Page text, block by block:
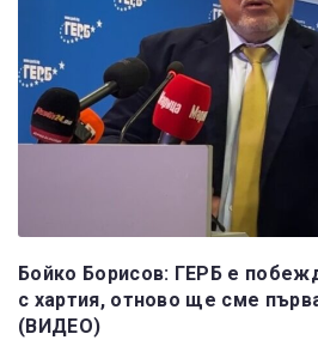
Бойко Борисов: ГЕРБ е
с хартия, отново ще сме
(ВИДЕО)